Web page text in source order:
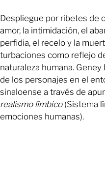
Despliegue por ribetes de
amor, la intimidación, el
perfidia, el recelo y la
turbaciones como reflejo
naturaleza humana.
de los personajes en el
sinaloense a través de
realismo límbico (Sistema
emociones humanas).